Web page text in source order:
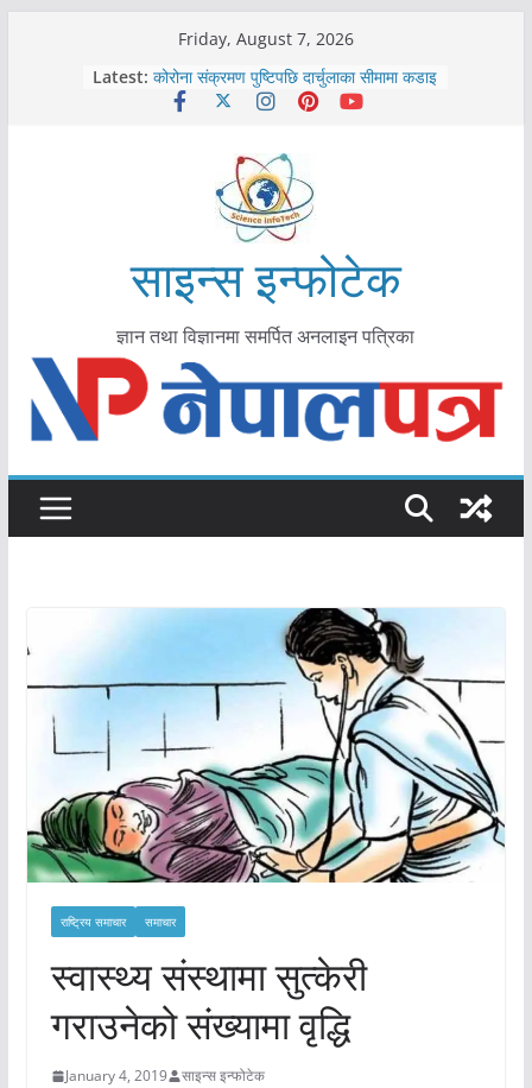
Friday, August 7, 2026
Latest: कोरोना संक्रमण पुष्टिपछि दार्चुलाका सीमामा कडाइ
विराटनगर महानगरद्वारा पूर्ण खोप सुनिश्चित घोषणा
मकवानपुरमा खोरेत रोग विरुद्धको खोप लगाउन
आयुर्वेद चिकित्सा प्रणालीको भूमिका महत्वपूर्ण छ :
मुख्यमन्त्री शाह
काभ्रेपलाञ्चोकमा आयुर्वेद स्वास्थ्योपचारतर्फ
आकर्षण बढ्दै
साइन्स इन्फोटेक
ज्ञान तथा विज्ञानमा समर्पित अनलाइन पत्रिका
राष्ट्रिय समाचार समाचार
स्वास्थ्य संस्थामा सुत्केरी
गराउनेको संख्यामा वृद्धि
January 4, 2019 साइन्स इन्फोटेक